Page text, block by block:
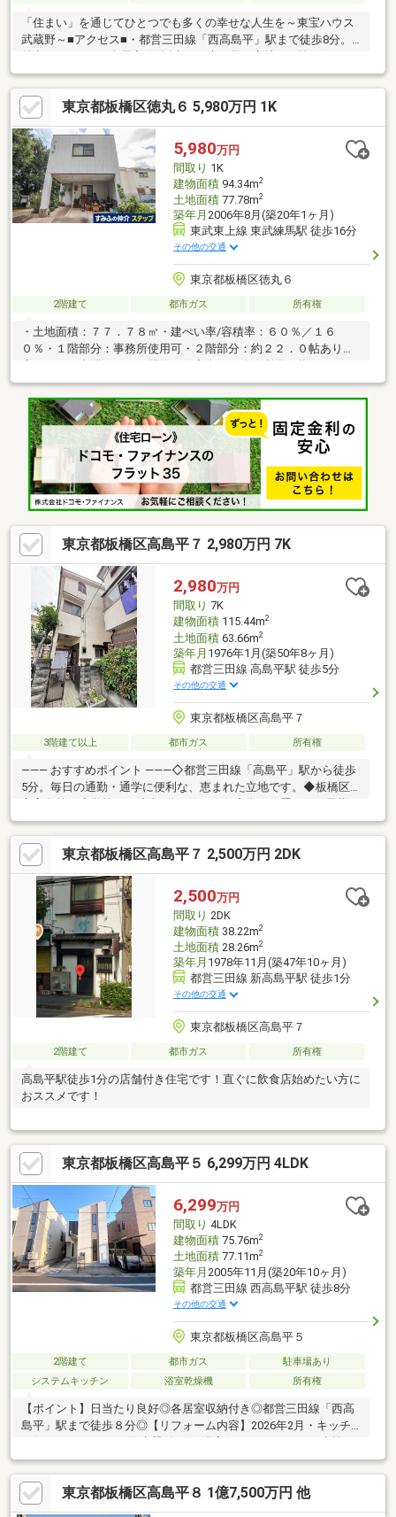
「住まい」を通じてひとつでも多くの幸せな人生を～東宝ハウス
武蔵野～■アクセス■・都営三田線「西高島平」駅まで徒歩8分。■
です。・2階LDKにはロフトが設けられており、デザイン性と機能
性を兼ね備えた空間です。■設備■・TVモニター付きインターホン
が採用されており、セキュリティ面にも配慮されています。・浴
室には浴室乾燥機が搭載されています。■周辺環境■・ファミリー
マート板橋三園店まで徒歩5分・板橋区立高島第三小学校まで徒歩
8分■2026年2月リフォーム済■・キッチン、浴室、トイレ・全室：
壁、床
東京都板橋区徳丸６ 5,980万円 1K
5,980万円
間取り 1K
建物面積94.34m2
土地面積77.78m2
築年月 2006年8月(築20年1ヶ月)
東武東上線 東武練馬駅 徒歩16分
その他の交通
東京都板橋区徳丸６
2階建て 都市ガス 所有権
・土地面積：７７．７８㎡・建ぺい率/容積率：６０％／１６
０％・１階部分：事務所使用可・２階部分：約２２．０帖あり、
通勤、通学、お出かけに便利です。・生活関連施設が充実してお
ります。・車庫あり（※車種による）
東京都板橋区高島平７ 2,980万円 7K
2,980万円
間取り 7K
建物面積115.44m2
土地面積63.66m2
築年月 1976年1月(築50年8ヶ月)
都営三田線 高島平駅 徒歩5分
その他の交通
東京都板橋区高島平７
3階建て以上 都市ガス 所有権
――― おすすめポイント ―――◇都営三田線「高島平」駅から徒歩
5分。毎日の通勤・通学に便利な、恵まれた立地です。◆板橋区
通学環境も整っています。◇延床115.44㎡・3階建て7K。各階に
複数の居室があり、大家族でも一人ひとりのスペースをしっかり
確保できます。◆スーパー・コンビニは徒歩4分圏内、周辺には
飲食店も多数。日常の買い物や食事に困りません。◇販売価格
2980万円。高島平エリアで駅徒歩5分・3階建て7Kをご検討の方
に、ぜひご覧いただきたい一邸です。
東京都板橋区高島平７ 2,500万円 2DK
2,500万円
間取り 2DK
建物面積38.22m2
土地面積28.26m2
築年月 1978年11月(築47年10ヶ月)
都営三田線 新高島平駅 徒歩1分
その他の交通
東京都板橋区高島平７
2階建て 都市ガス 所有権
高島平駅徒歩1分の店舗付き住宅です！直ぐに飲食店始めたい方に
おススメです！
東京都板橋区高島平５ 6,299万円 4LDK
6,299万円
間取り 4LDK
建物面積75.76m2
土地面積77.11m2
築年月 2005年11月(築20年10ヶ月)
都営三田線 西高島平駅 徒歩8分
その他の交通
東京都板橋区高島平５
2階建て 都市ガス
駐車場あり
システムキッチン
浴室乾燥機 所有権
【ポイント】日当たり良好◎各居室収納付き◎都営三田線「西高
島平」駅まで徒歩８分◎【リフォーム内容】2026年2月・キッチ
ン(システムキッチン浄水器付き)・浴室(ミラー・シャワー水栓・
換気扇)・洗面室(洗面化粧台・洗濯用水栓)・トイレ(温水洗浄便座
一体型便器 １F)・その他(照明器具、スイッチコンセント、一部
建具、分電盤、給湯器)・フローリング貼(LDK、洋室全室、廊
下) フロアタイル貼(玄関、洗面室、トイレ)・壁・天井：クロス
東京都板橋区高島平８ 1億7,500万円 他